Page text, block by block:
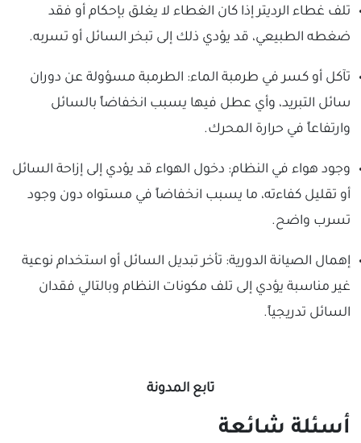
تلف غطاء الرديتر إذا كان الغطاء لا يغلق بإحكام أو فقد
ضغطه الطبيعي، قد يؤدي ذلك إلى تبخر السائل أو تسربه.
تآكل أو كسر في طرمبة الماء: الطرمبة مسؤولة عن دوران
سائل التبريد، وأي عطل فيها يسبب انخفاضاً بالسائل
وارتفاعاً في حرارة المحرك.
وجود هواء في النظام: دخول الهواء قد يؤدي إلى إزاحة السائل
أو تقليل كفاءته، ما يسبب انخفاضاً في مستواه دون وجود
تسرب واضح.
إهمال الصيانة الدورية: تأخر تبديل السائل أو استخدام نوعية
غير مناسبة يؤدي إلى تلف مكونات النظام وبالتالي فقدان
السائل تدريجياً.
تابع المدونة
أسئلة شائعة